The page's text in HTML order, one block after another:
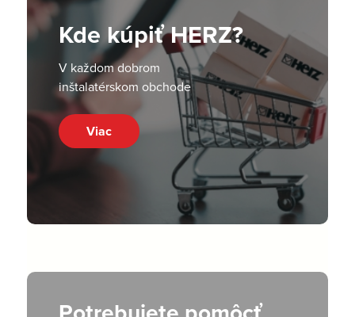
Kde kúpiť HERZ?
V každom dobrom
inštalatérskom obchode
Viac